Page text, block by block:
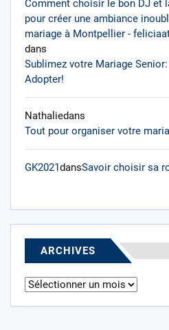
Comment choisir le bon DJ et
pour créer une ambiance
mariage à Montpellier -
dans
Sublimez votre Mariage
Adopter!
Nathaliedans
Tout pour organiser votre
GK2021dansSavoir choisir sa
ARCHIVES
Archives